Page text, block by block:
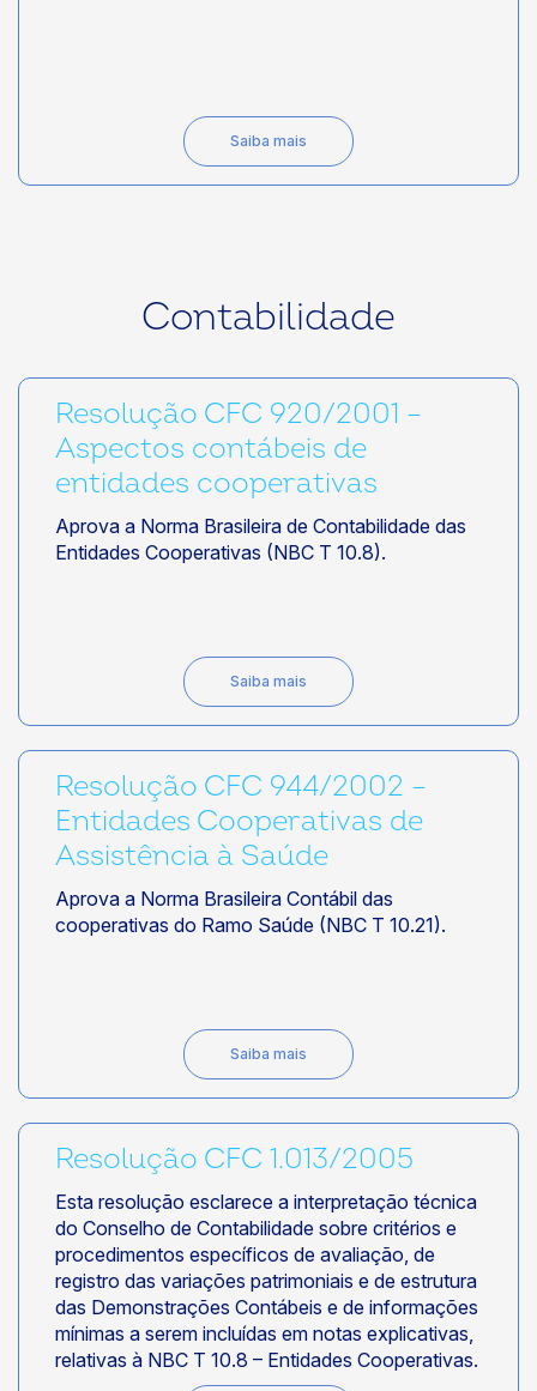
Saiba mais
Contabilidade
Resolução CFC 920/2001 –
Aspectos contábeis de
entidades cooperativas
Aprova a Norma Brasileira de Contabilidade das
Entidades Cooperativas (NBC T 10.8).
Saiba mais
Resolução CFC 944/2002 –
Entidades Cooperativas de
Assistência à Saúde
Aprova a Norma Brasileira Contábil das
cooperativas do Ramo Saúde (NBC T 10.21).
Saiba mais
Resolução CFC 1.013/2005
Esta resolução esclarece a interpretação técnica
do Conselho de Contabilidade sobre critérios e
procedimentos específicos de avaliação, de
registro das variações patrimoniais e de estrutura
das Demonstrações Contábeis e de informações
mínimas a serem incluídas em notas explicativas,
relativas à NBC T 10.8 – Entidades Cooperativas.